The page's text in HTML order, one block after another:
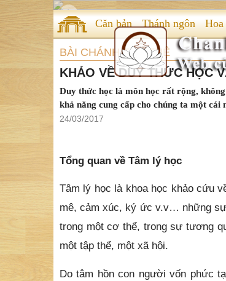
Căn bản Thánh ngôn
BÀI CHÁNH TẤN TUỆ
KHẢO VỀ DUY THỨC HỌC
Duy thức học là môn học rất rộng,
khả năng cung cấp cho chúng ta một
24/03/2017
Tổng quan về Tâm lý học
Tâm lý học là khoa học khảo cứu
mê, cảm xúc, ký ức v.v… những
trong một cơ thể, trong sự tương
một tập thể, một xã hội.
Do tâm hồn con người vốn phức